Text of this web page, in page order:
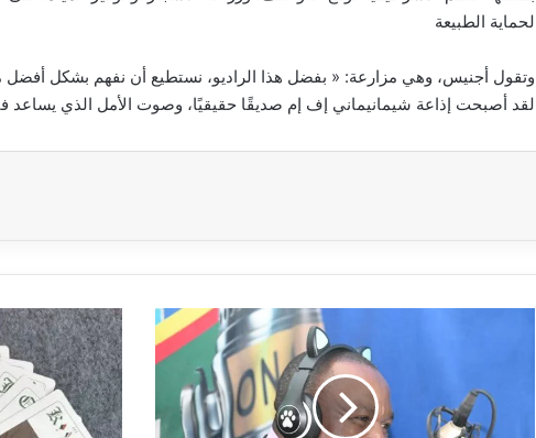
لحماية الطبيعة
وتقول أجنيس، وهي مزارعة: « بفضل هذا الراديو، نستطيع أن نفهم بشكل
لقد أصبحت إذاعة شيمانيماني إف إم صديقًا حقيقيًا، وصوت الأمل الذي يساعد
A
radio
that
saves
lives